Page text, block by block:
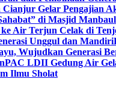
Gelar Pengajian
di Masjid
Air Terjun Celak di
Unggul dan Mandiri
Wujudkan Generasi
PAC LDII Gedung Air
Ilmu Sholat